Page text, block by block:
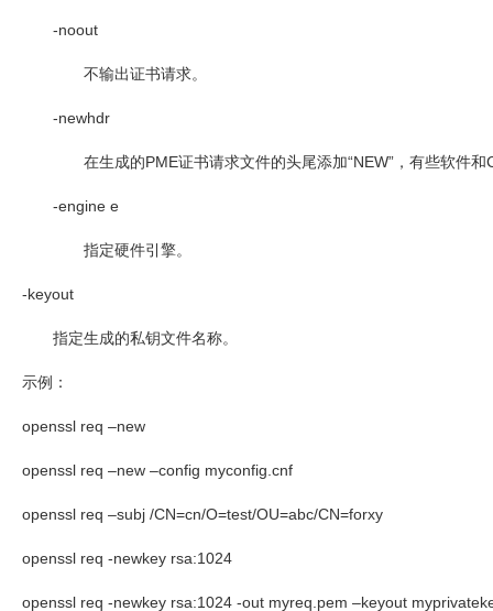
-noout
不输出证书请求。
-newhdr
在生成的PME证书请求文件的头尾添加“NEW”，有些软件和
-engine e
指定硬件引擎。
-keyout
指定生成的私钥文件名称。
示例：
openssl req –new
openssl req –new –config myconfig.cnf
openssl req –subj /CN=cn/O=test/OU=abc/CN=forxy
openssl req -newkey rsa:1024
openssl req -newkey rsa:1024 -out myreq.pem –keyout